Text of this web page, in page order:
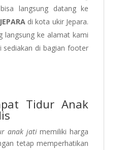
langsung datang ke
di kota ukir Jepara.
langsung ke alamat kami
sediakan di bagian footer
Tidur Anak
anak jatimemiliki harga
tetap memperhatikan